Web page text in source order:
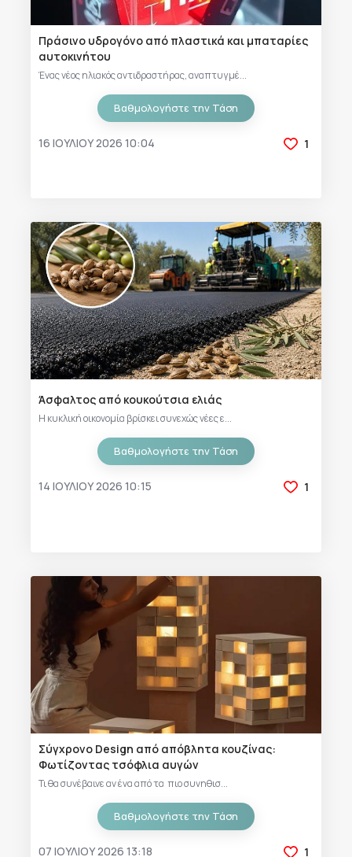
Πράσινο υδρογόνο από πλαστικά και μπαταρίες
αυτοκινήτου
Ένας νέος ηλιακός αντιδραστήρας, αναπτυγμέ...
Βαθμολογήστε την Τάση
16 ΙΟΥΛΊΟΥ 2026 10:04 1
Άσφαλτος από κουκούτσια ελιάς
Η κυκλική οικονομία βρίσκει συνεχώς νέες ε...
Βαθμολογήστε την Τάση
14 ΙΟΥΛΊΟΥ 2026 10:15 1
Σύγχρονο Design από απόβλητα κουζίνας:
Φωτίζοντας τσόφλια αυγών
Τι θα συνέβαινε αν ένα από τα πιο συνηθισ...
Βαθμολογήστε την Τάση
07 ΙΟΥΛΊΟΥ 2026 13:18 1